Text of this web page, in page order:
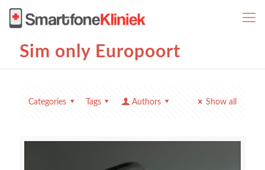
Sim only Europoort
Categories Tags Authors Show all